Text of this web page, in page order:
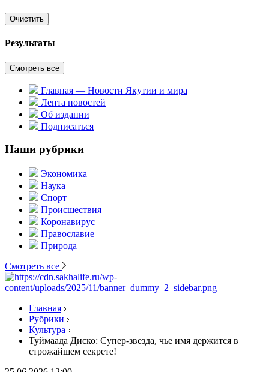
Очистить
Результаты
Смотреть все
Главная — Новости Якутии и мира
Лента новостей
Об издании
Подписаться
Наши рубрики
Экономика
Наука
Спорт
Происшествия
Коронавирус
Православие
Природа
Смотреть все
Главная
Рубрики
Культура
Туймаада Диско: Супер-звезда, чье имя держится в
строжайшем секрете!